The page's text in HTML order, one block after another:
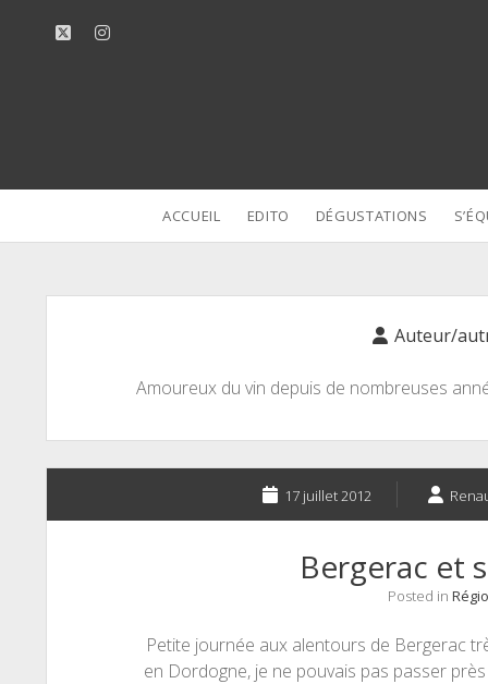
twitterinstagram
ACCUEIL EDITO DÉGUSTATIONS
Auteur/
Amoureux du vin depuis de nombreuses
17 juillet 2012
Bergerac et
Posted in
Petite journée aux alentours de Bergerac
en Dordogne, je ne pouvais pas passer